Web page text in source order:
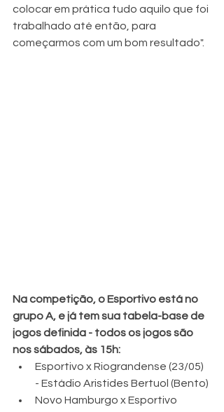
colocar em prática tudo aquilo que foi
trabalhado até então, para
começarmos com um bom resultado".
Na competição, o Esportivo está no
grupo A, e já tem sua tabela-base de
jogos definida - todos os jogos são
nos sábados, às 15h:
Esportivo x Riograndense (23/05)
- Estádio Aristides Bertuol (Bento)
Novo Hamburgo x Esportivo